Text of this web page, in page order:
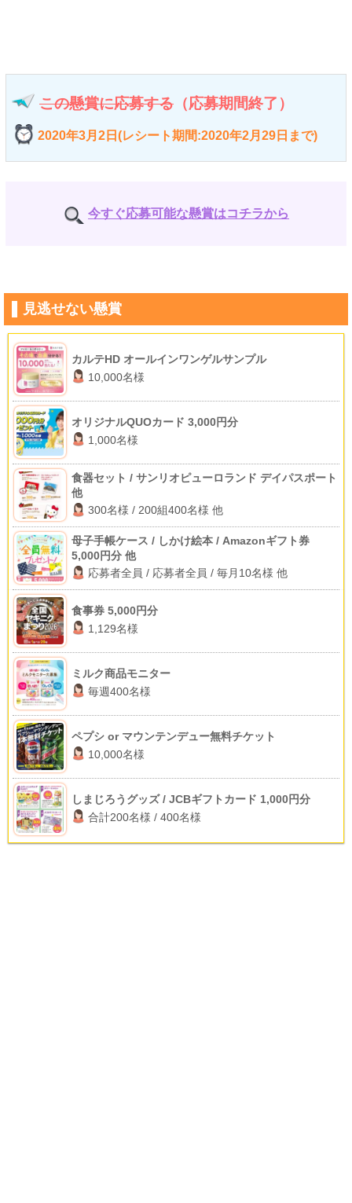
この懸賞に応募する （応募期間終了）
2020年3月2日(レシート期間:2020年2月29日まで)
今すぐ応募可能な懸賞はコチラから
見逃せない懸賞
カルテHD オールインワンゲルサンプル
10,000名様
オリジナルQUOカード 3,000円分
1,000名様
食器セット / サンリオピューロランド デイパスポート
他
300名様 / 200組400名様 他
母子手帳ケース / しかけ絵本 / Amazonギフト券
5,000円分 他
応募者全員 / 応募者全員 / 毎月10名様 他
食事券 5,000円分
1,129名様
ミルク商品モニター
毎週400名様
ペプシ or マウンテンデュー無料チケット
10,000名様
しまじろうグッズ / JCBギフトカード 1,000円分
合計200名様 / 400名様